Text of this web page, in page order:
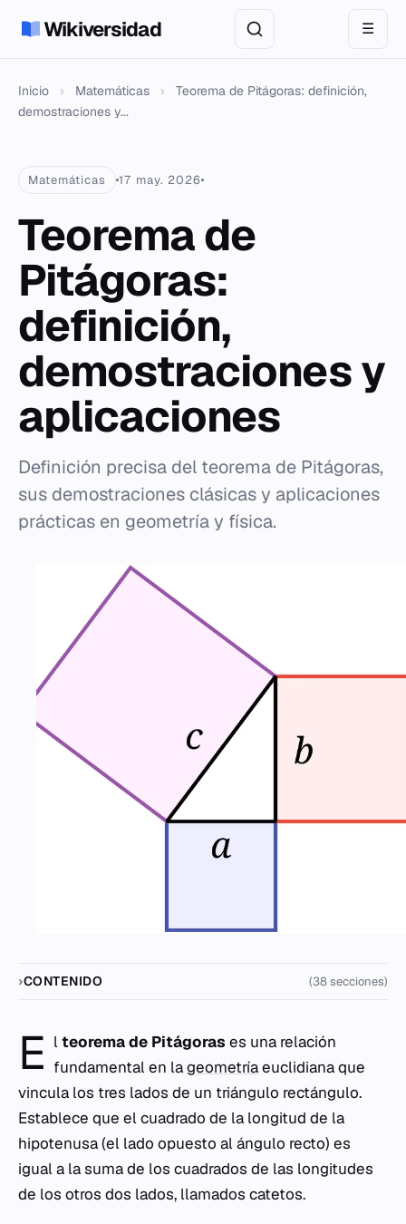
Wikiversidad ☰
Inicio › Matemáticas ›
Teorema de Pitágoras: definición,
demostraciones y...
Matemáticas 17 may. 2026
Teorema de
Pitágoras:
definición,
demostraciones y
aplicaciones
Definición precisa del teorema de Pitágoras,
sus demostraciones clásicas y aplicaciones
prácticas en geometría y física.
CONTENIDO (38 secciones)
E lteorema de Pitágoras es una relación
fundamental en lageometríaeuclidiana que
vincula los tres lados de un triángulo rectángulo.
Establece que el cuadrado de la longitud de la
hipotenusa (el lado opuesto al ángulo recto) es
igual a la suma de los cuadrados de las longitudes
de los otros dos lados, llamados catetos.